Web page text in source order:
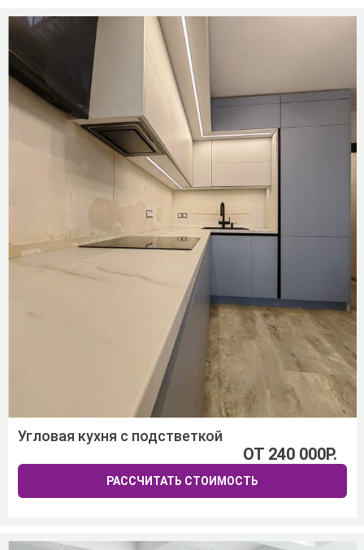
Угловая кухня с подстветкой
ОТ 240 000Р.
РАССЧИТАТЬ СТОИМОСТЬ